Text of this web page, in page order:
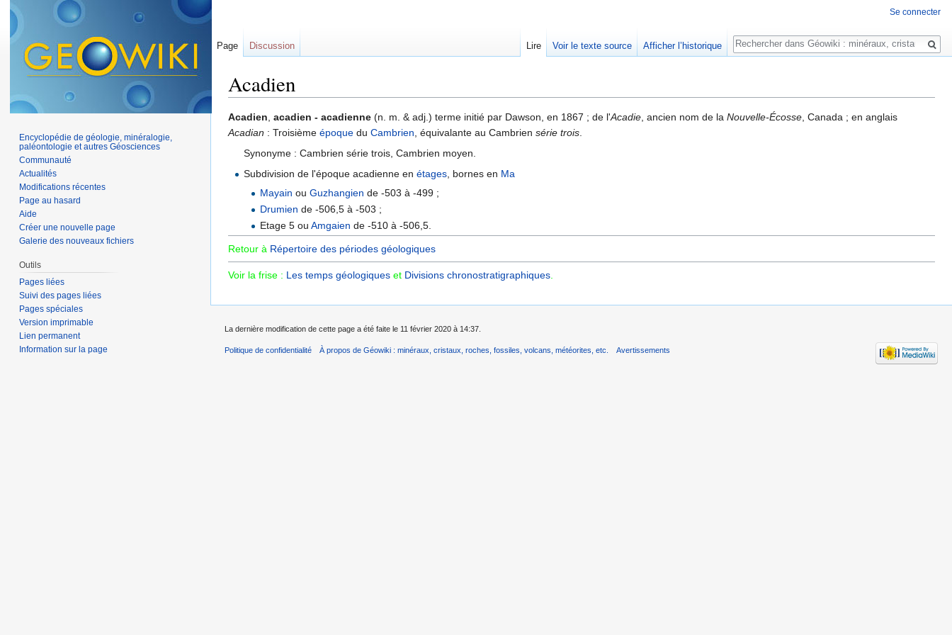
Acadien
Acadien, acadien - acadienne (n. m. & adj.) terme initié par Dawson, en 1867 ; de l'Acadie, ancien nom de la Nouvelle-Écosse, Canada ; en anglais
Acadian : Troisième époque du Cambrien, équivalante au Cambrien série trois.
Synonyme : Cambrien série trois, Cambrien moyen.
Subdivision de l'époque acadienne enétages, bornes en Ma
Mayain ou Guzhangien de -503 à -499 ;
Drumien de -506,5 à -503 ;
Etage 5 ou Amgaien de -510 à -506,5.
Retour à Répertoire des périodes géologiques
Voir la frise : Les temps géologiques et Divisions chronostratigraphiques‎.
Se connecter
Page Discussion Lire Voir le texte source Afficher l’historique
Rechercher
Encyclopédie de géologie, minéralogie,
paléontologie et autres Géosciences
Communauté
Actualités
Modifications récentes
Page au hasard
Aide
Créer une nouvelle page
Galerie des nouveaux fichiers
Outils
Pages liées
Suivi des pages liées
Pages spéciales
Version imprimable
Lien permanent
Information sur la page
La dernière modification de cette page a été faite le 11 février 2020 à 14:37.
Politique de confidentialité À propos de Géowiki : minéraux, cristaux, roches, fossiles, volcans, météorites, etc. Avertissements